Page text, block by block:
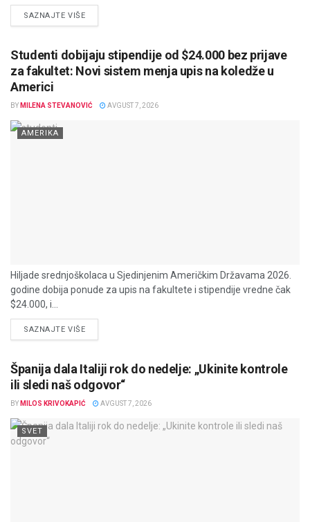
SAZNAJTE VIŠEDETAILS
Studenti dobijaju stipendije od $24.000 bez prijave
za fakultet: Novi sistem menja upis na koledže u
Americi
BY MILENA STEVANOVIĆ AVGUST 7, 2026
AMERIKA
Hiljade srednjoškolaca u Sjedinjenim Američkim Državama 2026.
godine dobija ponude za upis na fakultete i stipendije vredne čak
$24.000, i...
SAZNAJTE VIŠEDETAILS
Španija dala Italiji rok do nedelje: „Ukinite kontrole
ili sledi naš odgovor“
BY MILOS KRIVOKAPIĆ AVGUST 7, 2026
SVET